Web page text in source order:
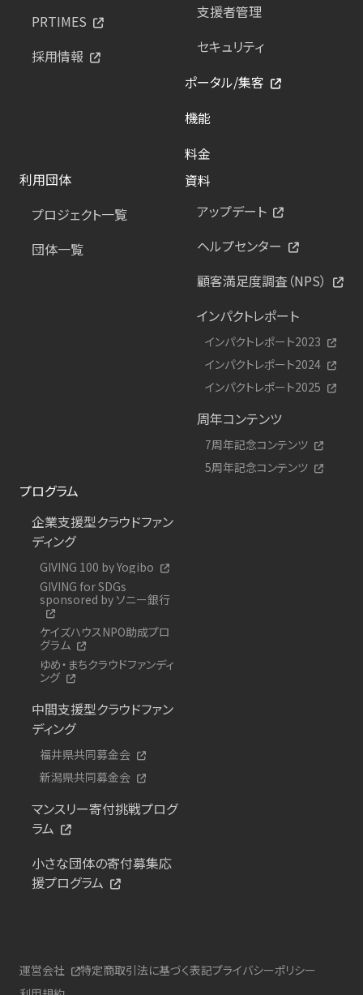
PRTIMES
採用情報
支援者管理
セキュリティ
ポータル/集客
機能
料金
利用団体
プロジェクト一覧
団体一覧
資料
アップデート
ヘルプセンター
顧客満足度調査（NPS）
インパクトレポート
インパクトレポート2023
インパクトレポート2024
インパクトレポート2025
周年コンテンツ
7周年記念コンテンツ
5周年記念コンテンツ
プログラム
企業支援型クラウドファン
ディング
GIVING 100 by Yogibo
GIVING for SDGs
sponsored by ソニー銀行
ケイズハウスNPO助成プロ
グラム
ゆめ・まちクラウドファンディ
ング
中間支援型クラウドファン
ディング
福井県共同募金会
新潟県共同募金会
マンスリー寄付挑戦プログ
ラム
小さな団体の寄付募集応
援プログラム
運営会社 特定商取引法に基づく表記プライバシーポリシー